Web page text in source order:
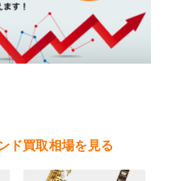
』や『ブラックレーベ
女や年齢層を問わず幅広い
。
城市・高萩市・常陸太田
ド買取相場を見る